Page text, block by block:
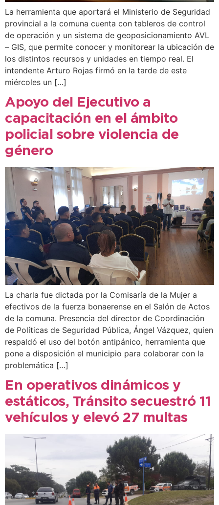
La herramienta que aportará el Ministerio de Seguridad
provincial a la comuna cuenta con tableros de control
de operación y un sistema de geoposicionamiento AVL
– GIS, que permite conocer y monitorear la ubicación de
los distintos recursos y unidades en tiempo real. El
intendente Arturo Rojas firmó en la tarde de este
miércoles un […]
Apoyo del Ejecutivo a
capacitación en el ámbito
policial sobre violencia de
género
La charla fue dictada por la Comisaría de la Mujer a
efectivos de la fuerza bonaerense en el Salón de Actos
de la comuna. Presencia del director de Coordinación
de Políticas de Seguridad Pública, Ángel Vázquez, quien
respaldó el uso del botón antipánico, herramienta que
pone a disposición el municipio para colaborar con la
problemática […]
En operativos dinámicos y
estáticos, Tránsito secuestró 11
vehículos y elevó 27 multas